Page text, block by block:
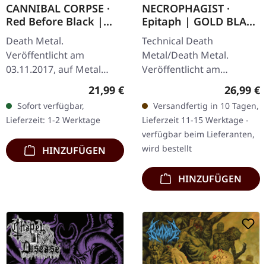
CANNIBAL CORPSE ·
Red Before Black |
BLACK LP
Death Metal.
Veröffentlicht am
03.11.2017, auf Metal
Blade Records. Schwarzes
Vinyl mit Poster. Cannibal
Corpse kehrt mit einem
unerbittlichen…
Regulärer Preis:
21,99 €
Sofort verfügbar,
Lieferzeit: 1-2 Werktage
HINZUFÜGEN
NECROPHAGIST ·
Epitaph | GOLD BLACK
MERGE LP
Technical Death
Metal/Death Metal.
Veröffentlicht am
04.06.2023, auf Relapse
transparentes und
schwarzes Galaxy
marmoriertes Vinyl im…
26,99 €
Versandfertig in 10 Tagen,
Lieferzeit 11-15 Werktage -
verfügbar beim Lieferanten,
wird bestellt
HINZUFÜGEN